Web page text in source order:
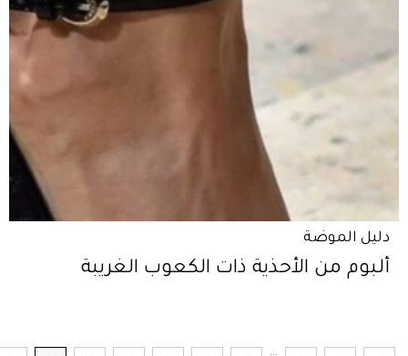
دليل الموضة
ألبوم من الأحذية ذات الكعوب الغريبة
...